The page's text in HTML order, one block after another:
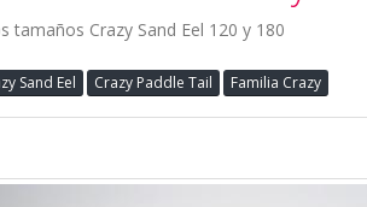
tamaños Crazy Sand Eel 120 y 180
Sand Eel Crazy Paddle Tail Familia Crazy